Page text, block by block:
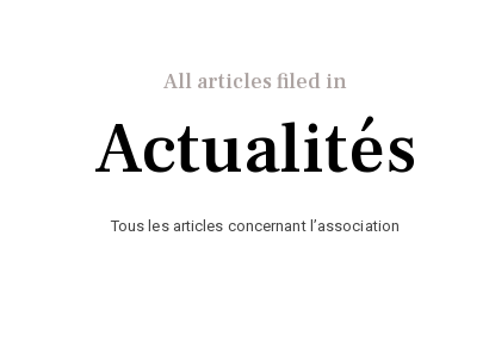
All articles filed in
Actualités
Tous les articles concernant l’association